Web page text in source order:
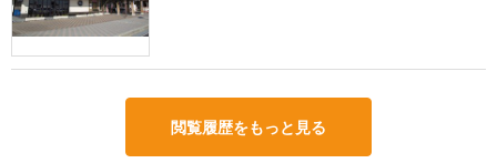
閲覧履歴をもっと見る